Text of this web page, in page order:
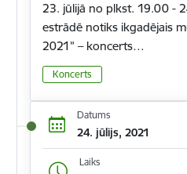
23. jūlijā no plkst. 19.00 -
estrādē notiks ikgadējais
2021” – koncerts…
Koncerts
Datums
24. jūlijs, 2021
Laiks